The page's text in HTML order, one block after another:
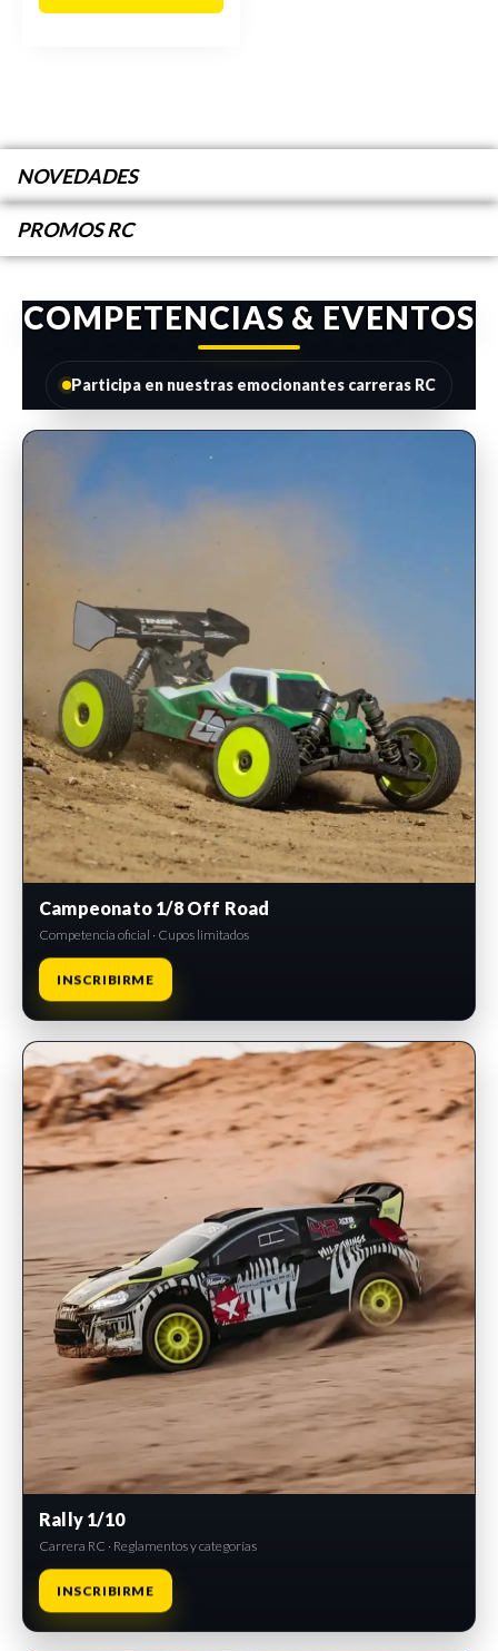
NOVEDADES
PROMOS RC
COMPETENCIAS & EVENTOS
Participa en nuestras emocionantes carreras RC
INSCRIPCIONES ABIERTAS
Campeonato 1/8 Off Road
Competencia oficial · Cupos limitados
INSCRIBIRME
INSCRIPCIONES ABIERTAS
Rally 1/10
Carrera RC · Reglamentos y categorías
INSCRIBIRME